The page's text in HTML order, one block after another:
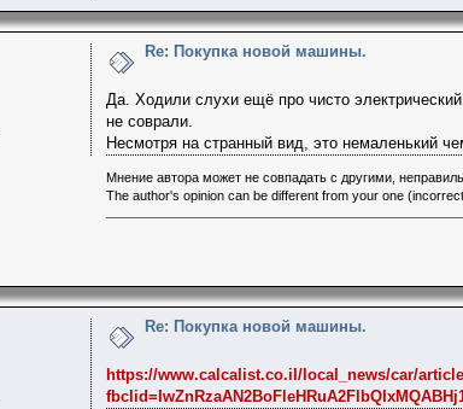
Re: Покупка новой машины.
Да. Ходили слухи ещё про чисто
не соврали.
Несмотря на странный вид, это немаленький
Мнение автора может не совпадать с другими,
The author's opinion can be different from your one
Re: Покупка новой машины.
https://www.calcalist.co.il/local_news/car/